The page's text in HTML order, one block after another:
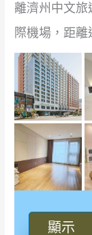
離濟州中文
際機場，距離
顯示